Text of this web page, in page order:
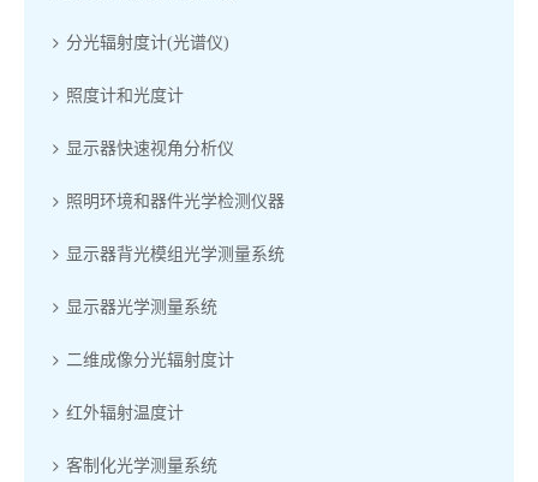
分光辐射度计(光谱仪)
照度计和光度计
显示器快速视角分析仪
照明环境和器件光学检测仪器
显示器背光模组光学测量系统
显示器光学测量系统
二维成像分光辐射度计
红外辐射温度计
客制化光学测量系统